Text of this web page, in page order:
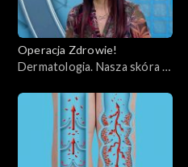
Operacja Zdrowie!
Dermatologia. Nasza skóra w